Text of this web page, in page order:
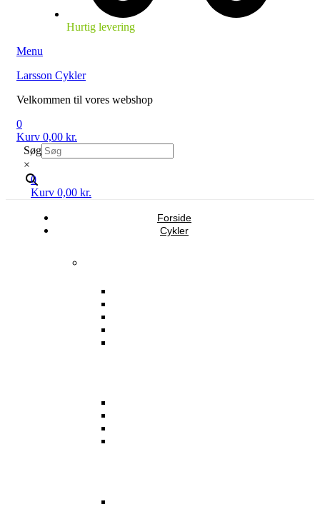
Hurtig levering
Menu
Larsson Cykler
Velkommen til vores webshop
0
Kurv 0,00 kr.
Søg
×
0
Kurv 0,00 kr.
Forside
Cykler